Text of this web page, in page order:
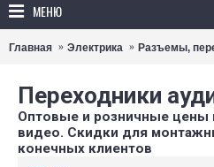
МЕНЮ
Главная Электрика Разъемы,
Переходники
Оптовые и розничные цены
видео. Скидки для
конечных клиентов